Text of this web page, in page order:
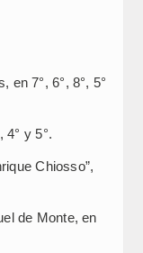
en 7°, 6°, 8°, 5°
4° y 5°.
Chiosso”,
de Monte, en